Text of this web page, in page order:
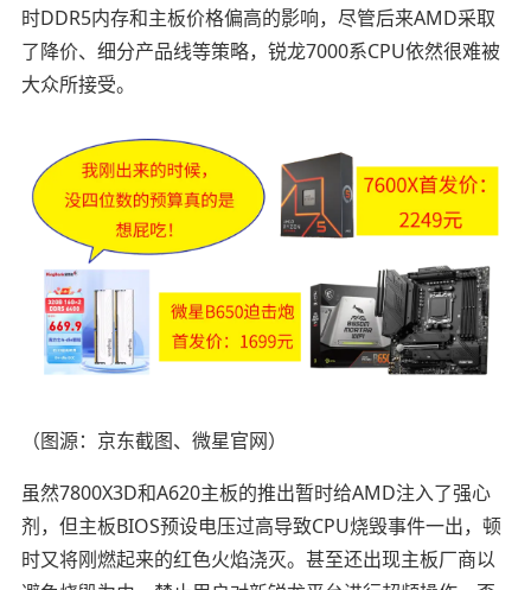
时DDR5内存和主板价格偏高的影响，尽管后来AMD采取
了降价、细分产品线等策略，锐龙7000系CPU依然很难被
大众所接受。
（图源：京东截图、微星官网）
虽然7800X3D和A620主板的推出暂时给AMD注入了强心
剂，但主板BIOS预设电压过高导致CPU烧毁事件一出，顿
时又将刚燃起来的红色火焰浇灭。甚至还出现主板厂商以